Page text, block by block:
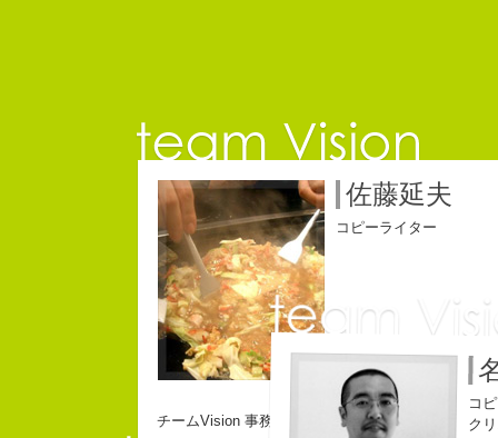
佐藤延夫
コピーライター
チームVision 事務局長
コ
ク